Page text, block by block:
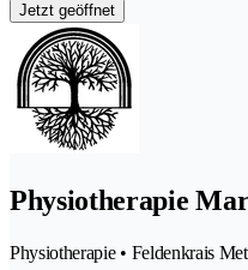
Jetzt geöffnet
Physiotherapie
Physiotherapie • Feldenkrais